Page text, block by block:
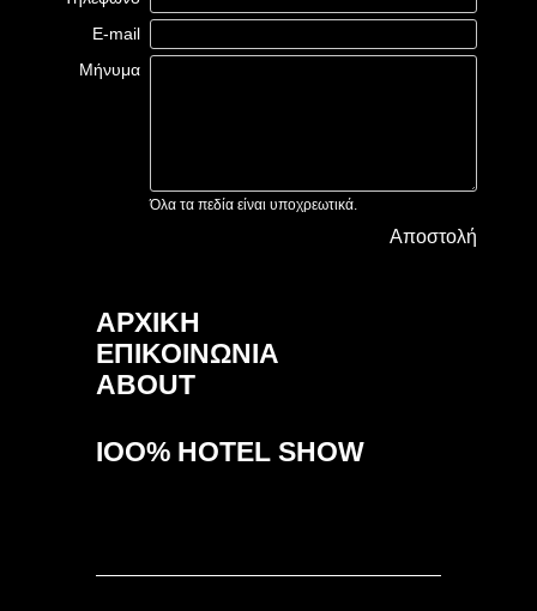
E-mail
Μήνυμα
Όλα τα πεδία είναι υποχρεωτικά.
Αποστολή
ΑΡΧΙΚΗ
ΕΠΙΚΟΙΝΩΝΙΑ
ABOUT
IOO% HOTEL SHOW